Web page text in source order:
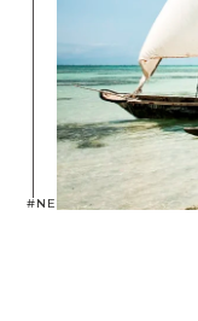
#NEPTUNEXPERIENCE